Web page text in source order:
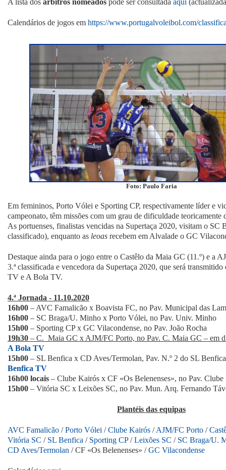
Calendários de jogos em https://www.portugalvoleibol.com/
Foto: Paulo Faria
Em femininos, Porto Vólei e Sporting CP, respectivamente líder e
campeonato, têm missões com um grau de dificuldade teoricamente
As portuenses, finalistas vencidas na Supertaça 2020, visitam o SC
classificado), enquanto as leoas recebem em Alvalade o GC
Destaque ainda para o jogo entre o Castêlo da Maia GC (11.º) e a
3.ª classificada e vencedora da Supertaça 2020, que será
TV e A Bola TV.
4.ª Jornada - 11.10.2020
16h00 – AVC Famalicão x Boavista FC, no Pav. Municipal das
16h00 – SC Braga/U. Minho x Porto Vólei, no Pav. Univ. Minho
15h00 – Sporting CP x GC Vilacondense, no Pav. João Rocha
19h30 – C. Maia GC x AJM/FC Porto, no Pav. C. Maia GC – em
A Bola TV
15h00 – SL Benfica x CD Aves/Termolan, Pav. N.º 2 do SL
Benfica TV
16h00 locais – Clube Kairós x CF «Os Belenenses», no Pav.
15h00 – Vitória SC x Leixões SC, no Pav. Mun. Arq. Fernando
Plantéis das equipas
AVC Famalicão /Porto Vólei /Clube Kairós /AJM/FC Porto /
Vitória SC / SL Benfica / Sporting CP/Leixões SC / SC Braga/U.
CD Aves/Termolan / CF «Os Belenenses» /GC Vilacondense